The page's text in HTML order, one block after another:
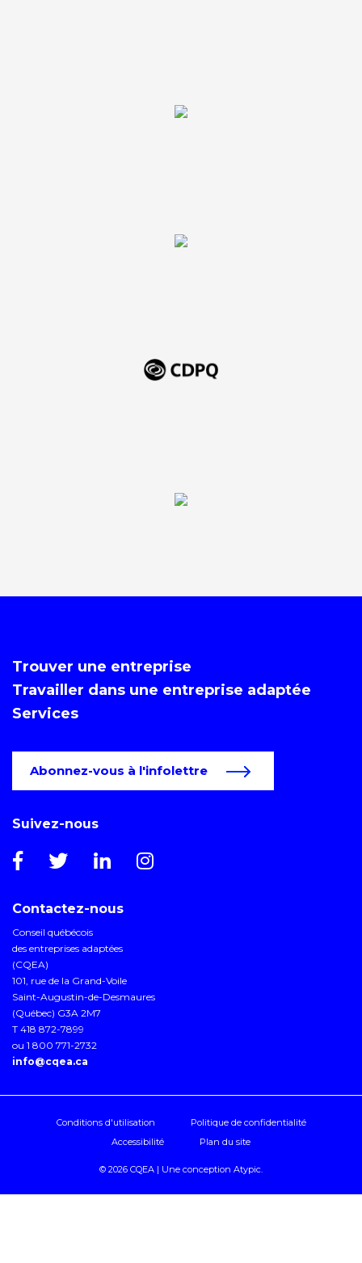
Trouver une entreprise
Travailler dans une entreprise adaptée
Services
Abonnez-vous à l'infolettre
Suivez-nous
Contactez-nous
Conseil québécois
des entreprises adaptées
(CQEA)
101, rue de la Grand-Voile
Saint-Augustin-de-Desmaures
(Québec) G3A 2M7
T 418 872-7899
ou 1 800 771-2732
info@cqea.ca
Conditions d'utilisation
Politique de confidentialité
Accessibilité
Plan du site
© 2026 CQEA | Une conception Atypic.